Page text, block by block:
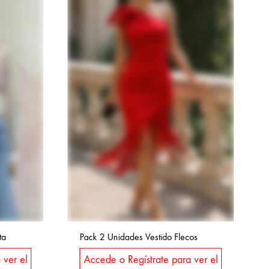
el
Pack 2 Unidades Vestido Flecos
Accede o Regístrate para ver el